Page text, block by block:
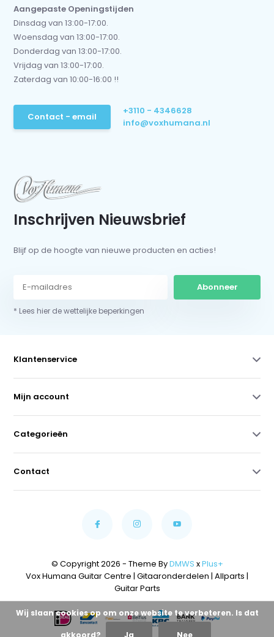
Aangepaste Openingstijden
Dinsdag van 13:00-17:00.
Woensdag van 13:00-17:00.
Donderdag van 13:00-17:00.
Vrijdag van 13:00-17:00.
Zaterdag van 10:00-16:00 !!
Contact - email
+3110 - 4346628
info@voxhumana.nl
Inschrijven Nieuwsbrief
Blijf op de hoogte van nieuwe producten en acties!
Abonneer
* Lees hier de wettelijke beperkingen
Klantenservice
Mijn account
Categorieën
Contact
© Copyright 2026 - Theme ByDMWS xPlus+
Vox Humana Guitar Centre | Gitaaronderdelen | Allparts |
Guitar Parts
Wij slaan cookies op om onze website te verbeteren. Is dat
akkoord? Ja Nee